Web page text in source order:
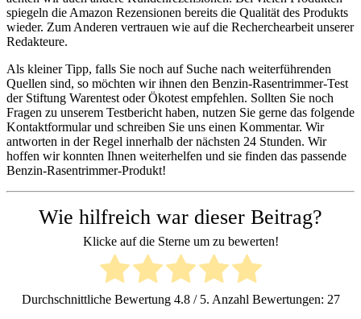
spiegeln die Amazon Rezensionen bereits die Qualität des Produkts
wieder. Zum Anderen vertrauen wie auf die Recherchearbeit unserer
Redakteure.
Als kleiner Tipp, falls Sie noch auf Suche nach weiterführenden
Quellen sind, so möchten wir ihnen den Benzin-Rasentrimmer-Test
der Stiftung Warentest oder Ökotest empfehlen. Sollten Sie noch
Fragen zu unserem Testbericht haben, nutzen Sie gerne das folgende
Kontaktformular und schreiben Sie uns einen Kommentar. Wir
antworten in der Regel innerhalb der nächsten 24 Stunden. Wir
hoffen wir konnten Ihnen weiterhelfen und sie finden das passende
Benzin-Rasentrimmer-Produkt!
Wie hilfreich war dieser Beitrag?
Klicke auf die Sterne um zu bewerten!
Durchschnittliche Bewertung 4.8/ 5. Anzahl Bewertungen: 27